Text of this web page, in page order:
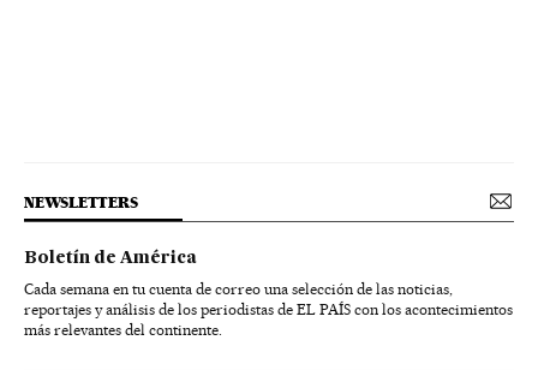
NEWSLETTERS
Boletín de América
Cada semana en tu cuenta de correo una selección de las noticias,
reportajes y análisis de los periodistas de EL PAÍS con los acontecimientos
más relevantes del continente.